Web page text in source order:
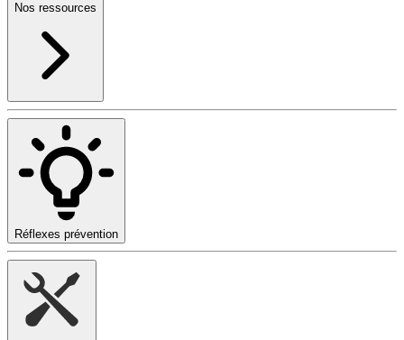
Nos ressources
Réflexes prévention